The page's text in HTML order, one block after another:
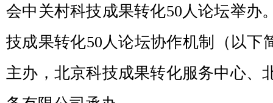
会中关村科技成果转化50人论坛举办
技成果转化50人论坛协作机制（以下
主办，北京科技成果转化服务中心、